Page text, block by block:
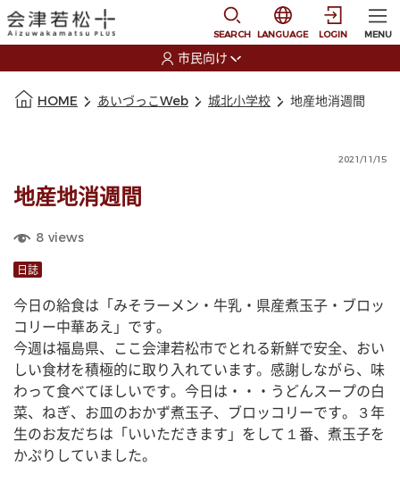
SEARCH
選択すると言語の切
LANGUAGE LOGIN MENU
市民向け
HOME あいづっこWeb 城北小学校 地産地消週間
2021/11/15
地産地消週間
8 views
日誌
今日の給食は「みそラーメン・牛乳・県産煮玉子・ブロッ
コリー中華あえ」です。
今週は福島県、ここ会津若松市でとれる新鮮で安全、おい
しい食材を積極的に取り入れています。感謝しながら、味
わって食べてほしいです。今日は・・・うどんスープの白
菜、ねぎ、お皿のおかず煮玉子、ブロッコリーです。３年
生のお友だちは「いいただきます」をして１番、煮玉子を
かぷりしていました。